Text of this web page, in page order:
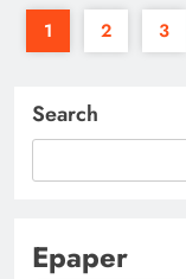
1 2 3
Search
Epaper